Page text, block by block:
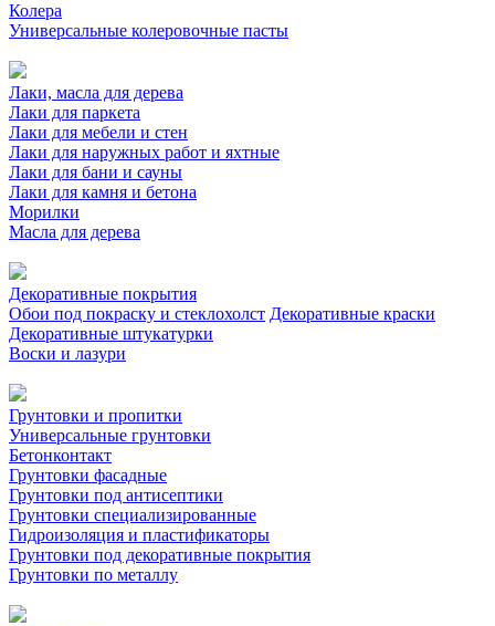
Колера
Универсальные колеровочные пасты
Лаки, масла для дерева
Лаки для паркета
Лаки для мебели и стен
Лаки для наружных работ и яхтные
Лаки для бани и сауны
Лаки для камня и бетона
Морилки
Масла для дерева
Декоративные покрытия
Обои под покраску и стеклохолст Декоративные краски
Декоративные штукатурки
Воски и лазури
Грунтовки и пропитки
Универсальные грунтовки
Бетонконтакт
Грунтовки фасадные
Грунтовки под антисептики
Грунтовки специализированные
Гидроизоляция и пластификаторы
Грунтовки под декоративные покрытия
Грунтовки по металлу